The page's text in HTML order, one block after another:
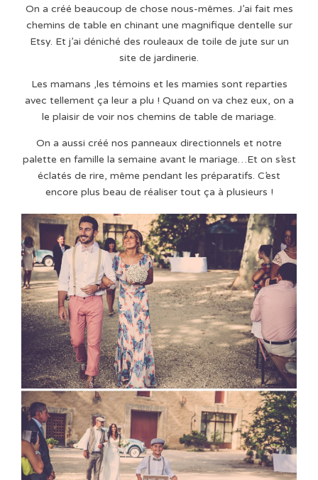
On a créé beaucoup de chose nous-mêmes. J’ai fait mes
chemins de table en chinant une magnifique dentelle sur
Etsy. Et j’ai déniché des rouleaux de toile de jute sur un
site de jardinerie.
Les mamans ,les témoins et les mamies sont reparties
avec tellement ça leur a plu ! Quand on va chez eux, on a
le plaisir de voir nos chemins de table de mariage.
On a aussi créé nos panneaux directionnels et notre
palette en famille la semaine avant le mariage…Et on s’est
éclatés de rire, même pendant les préparatifs. C’est
encore plus beau de réaliser tout ça à plusieurs !